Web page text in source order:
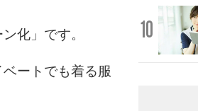
化」です。
ートでも着る服
10